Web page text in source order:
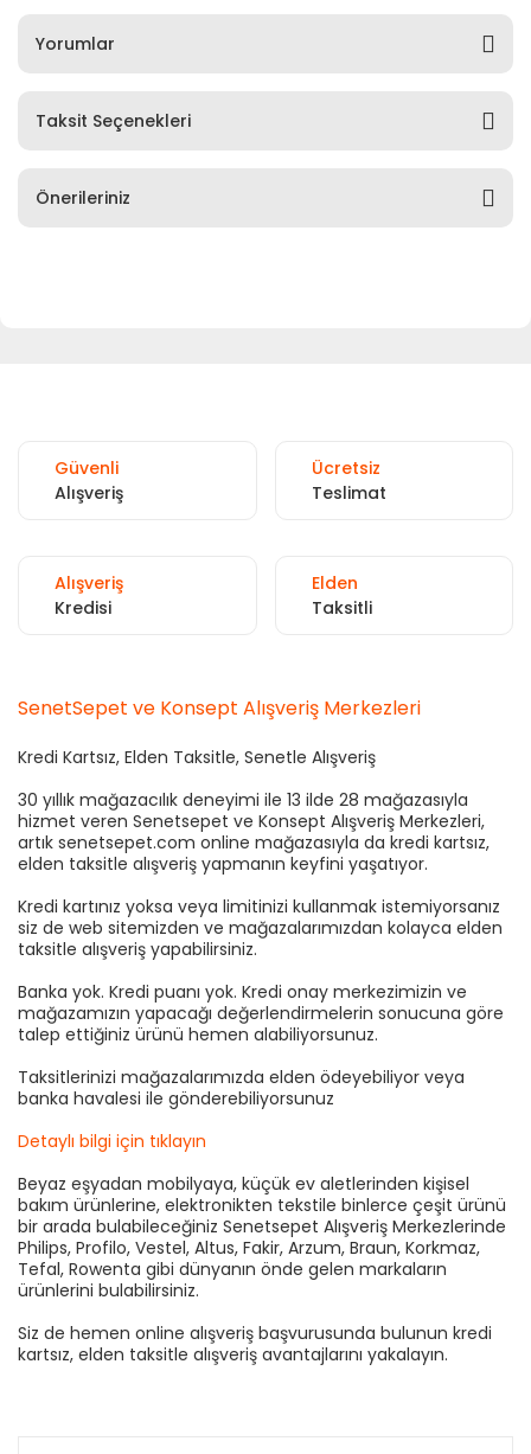
Yorumlar
Taksit Seçenekleri
Önerileriniz
Güvenli
Alışveriş
Ücretsiz
Teslimat
Alışveriş
Kredisi
Elden
Taksitli
SenetSepet ve Konsept Alışveriş Merkezleri
Kredi Kartsız, Elden Taksitle, Senetle Alışveriş
30 yıllık mağazacılık deneyimi ile 13 ilde 28 mağazasıyla
hizmet veren Senetsepet ve Konsept Alışveriş Merkezleri,
artık senetsepet.com online mağazasıyla da kredi kartsız,
elden taksitle alışveriş yapmanın keyfini yaşatıyor.
Kredi kartınız yoksa veya limitinizi kullanmak istemiyorsanız
siz de web sitemizden ve mağazalarımızdan kolayca elden
taksitle alışveriş yapabilirsiniz.
Banka yok. Kredi puanı yok. Kredi onay merkezimizin ve
mağazamızın yapacağı değerlendirmelerin sonucuna göre
talep ettiğiniz ürünü hemen alabiliyorsunuz.
Taksitlerinizi mağazalarımızda elden ödeyebiliyor veya
banka havalesi ile gönderebiliyorsunuz
Detaylı bilgi için tıklayın
Beyaz eşyadan mobilyaya, küçük ev aletlerinden kişisel
bakım ürünlerine, elektronikten tekstile binlerce çeşit ürünü
bir arada bulabileceğiniz Senetsepet Alışveriş Merkezlerinde
Philips, Profilo, Vestel, Altus, Fakir, Arzum, Braun, Korkmaz,
Tefal, Rowenta gibi dünyanın önde gelen markaların
ürünlerini bulabilirsiniz.
Siz de hemen online alışveriş başvurusunda bulunun kredi
kartsız, elden taksitle alışveriş avantajlarını yakalayın.